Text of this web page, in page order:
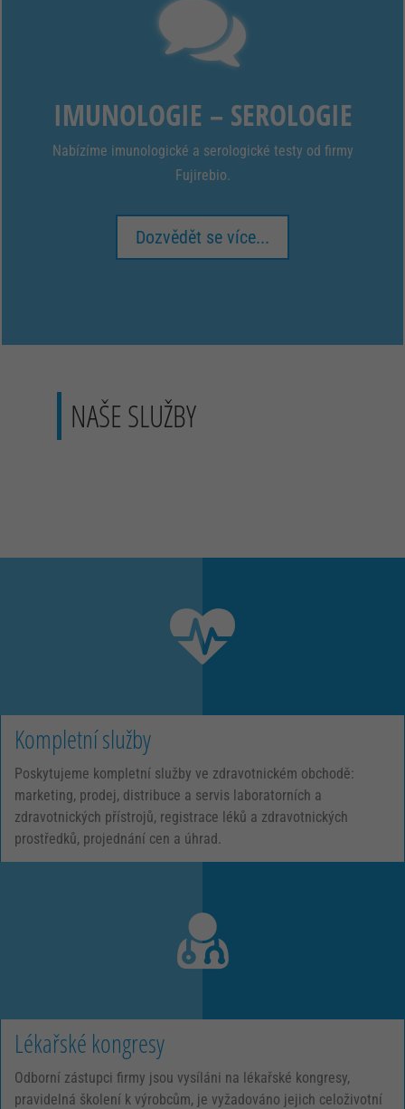
IMUNOLOGIE – SEROLOGIE
Nabízíme imunologické a serologické testy od firmy
Fujirebio.
Dozvědět se více...
NAŠE SLUŽBY
Kompletní služby
Poskytujeme kompletní služby ve zdravotnickém obchodě:
marketing, prodej, distribuce a servis laboratorních a
zdravotnických přístrojů, registrace léků a zdravotnických
prostředků, projednání cen a úhrad.
Lékařské kongresy
Odborní zástupci firmy jsou vysíláni na lékařské kongresy,
pravidelná školení k výrobcům, je vyžadováno jejich celoživotní